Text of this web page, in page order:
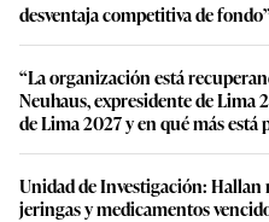
desventaja competitiva de
“La organización está
Neuhaus, expresidente de Lima
de Lima 2027 y en qué más
Unidad de Investigación: Hallan
jeringas y medicamentos